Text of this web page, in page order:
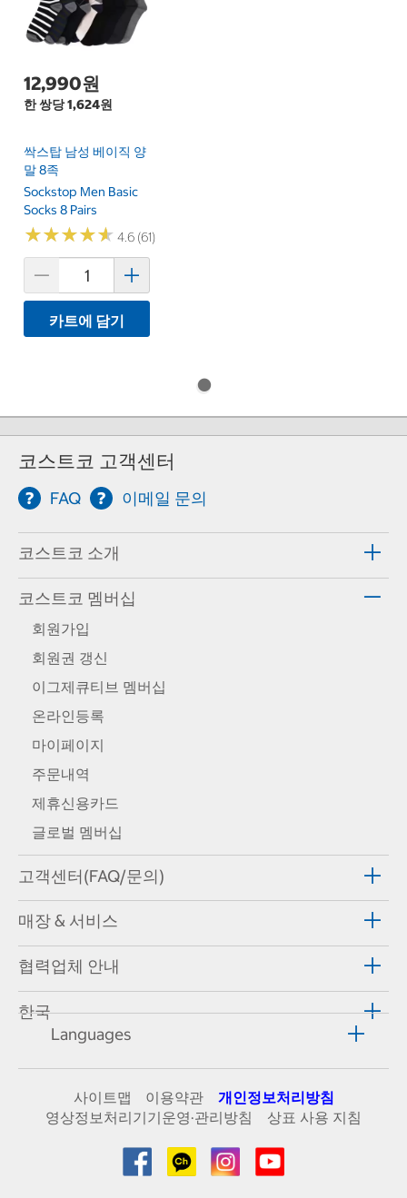
12,990원
한 쌍당 1,624원
싹스탑 남성 베이직 양
말 8족
Sockstop Men Basic
Socks 8 Pairs
★★★★★
★★★★★ 4.6 (61)
카트에 담기
코스트코 고객센터
FAQ 이메일 문의
코스트코 소개
코스트코 멤버십
회원가입
회원권 갱신
이그제큐티브 멤버십
온라인등록
마이페이지
주문내역
제휴신용카드
글로벌 멤버십
고객센터(FAQ/문의)
매장 & 서비스
협력업체 안내
한국
Languages
사이트맵 이용약관
개인정보처리방침
영상정보처리기기운영·관리방침
상표 사용 지침